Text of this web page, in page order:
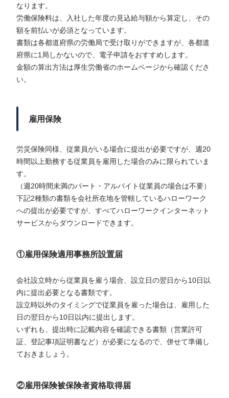
なります。
労働保険料は、入社した年度の見込給与額から算定し、その
額を前払いが必須となっています。
書類は各都道府県の労働局で受け取りができますが、各都道
府県に1局しかないので、電子申請をおすすめします。
金額の算出方法は厚生労働省のホームページから確認くださ
い。
雇用保険
労災保険同様、従業員がいる場合に提出が必要ですが、週20
時間以上勤務する従業員を雇用した場合のみに限られていま
す。
（週20時間未満のパート・アルバイト従業員の場合は不要）
下記2種類の書類を会社所在地を管轄しているハローワーク
への提出が必要ですが、すべてハローワークインターネット
サービスからダウンロードできます。
①雇用保険適用事務所設置届
会社設立時から従業員を雇う場合、設立日の翌日から10日以
内に提出必要となる書類です。
設立時以外のタイミングで従業員を雇った場合は、雇用した
日の翌日から10日以内に提出します。
いずれも、提出時に記載内容を確認できる書類（営業許可
証、登記事項証明書など）が必要になるので、併せて準備し
ておきましょう。
②雇用保険被保険者資格取得届